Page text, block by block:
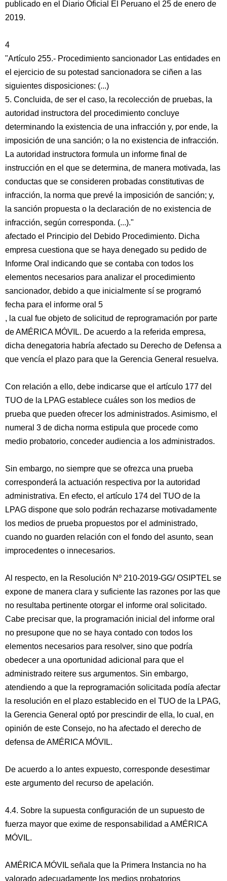
publicado en el Diario Oficial El Peruano el 25 de enero de
2019.
4
"Artículo 255.- Procedimiento sancionador Las entidades en
el ejercicio de su potestad sancionadora se ciñen a las
siguientes disposiciones: (...)
5. Concluida, de ser el caso, la recolección de pruebas, la
autoridad instructora del procedimiento concluye
determinando la existencia de una infracción y, por ende, la
imposición de una sanción; o la no existencia de infracción.
La autoridad instructora formula un informe final de
instrucción en el que se determina, de manera motivada, las
conductas que se consideren probadas constitutivas de
infracción, la norma que prevé la imposición de sanción; y,
la sanción propuesta o la declaración de no existencia de
infracción, según corresponda. (...)."
afectado el Principio del Debido Procedimiento. Dicha
empresa cuestiona que se haya denegado su pedido de
Informe Oral indicando que se contaba con todos los
elementos necesarios para analizar el procedimiento
sancionador, debido a que inicialmente sí se programó
fecha para el informe oral 5
, la cual fue objeto de solicitud de reprogramación por parte
de AMÉRICA MÓVIL. De acuerdo a la referida empresa,
dicha denegatoria habría afectado su Derecho de Defensa a
que vencía el plazo para que la Gerencia General resuelva.
Con relación a ello, debe indicarse que el artículo 177 del
TUO de la LPAG establece cuáles son los medios de
prueba que pueden ofrecer los administrados. Asimismo, el
numeral 3 de dicha norma estipula que procede como
medio probatorio, conceder audiencia a los administrados.
Sin embargo, no siempre que se ofrezca una prueba
corresponderá la actuación respectiva por la autoridad
administrativa. En efecto, el artículo 174 del TUO de la
LPAG dispone que solo podrán rechazarse motivadamente
los medios de prueba propuestos por el administrado,
cuando no guarden relación con el fondo del asunto, sean
improcedentes o innecesarios.
Al respecto, en la Resolución Nº 210-2019-GG/ OSIPTEL se
expone de manera clara y suficiente las razones por las que
no resultaba pertinente otorgar el informe oral solicitado.
Cabe precisar que, la programación inicial del informe oral
no presupone que no se haya contado con todos los
elementos necesarios para resolver, sino que podría
obedecer a una oportunidad adicional para que el
administrado reitere sus argumentos. Sin embargo,
atendiendo a que la reprogramación solicitada podía afectar
la resolución en el plazo establecido en el TUO de la LPAG,
la Gerencia General optó por prescindir de ella, lo cual, en
opinión de este Consejo, no ha afectado el derecho de
defensa de AMÉRICA MÓVIL.
De acuerdo a lo antes expuesto, corresponde desestimar
este argumento del recurso de apelación.
4.4. Sobre la supuesta configuración de un supuesto de
fuerza mayor que exime de responsabilidad a AMÉRICA
MÓVIL.
AMÉRICA MÓVIL señala que la Primera Instancia no ha
valorado adecuadamente los medios probatorios